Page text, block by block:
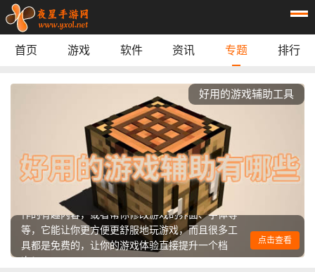
休闲益智：阿凡达孩童世界
模拟经营：梅尔沃放置
我的世界经典版
mt画质助手240帧
鲸鱼漫游
萌宅社区
实用工具：steam link
首页 游戏 应用 资讯
专题 榜单
首页 游戏 软件 资讯 专题 排行
好用的游戏辅助工具
游戏辅助工具是可以帮助玩家更好地玩游戏、优化
游戏体验的工具，帮你优化电脑性能、记录游戏数
据、或者做一些方便的小操作，有的软件还能帮忙
安装和管理游戏模组Mod，让你能玩到玩家自己制
作的有趣内容，或者帮你修改游戏的界面、字体等
等，它能让你更方便更舒服地玩游戏，而且很多工
具都是免费的，让你的游戏体验直接提升一个档
次！
点击查看